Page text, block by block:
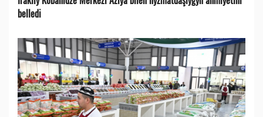
belledi